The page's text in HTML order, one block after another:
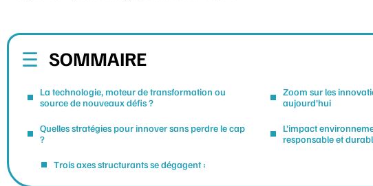
SOMMAIRE
La technologie, moteur de transformation ou
source de nouveaux défis ?
Quelles stratégies pour innover sans perdre le cap
?
Trois axes structurants se dégagent :
Zoom sur les
aujourd’hui
L’impact
responsable et